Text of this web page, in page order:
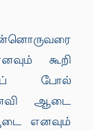
கூறி
போல்
ஆடை
எனவும்